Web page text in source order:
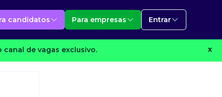
candidatos Para empresas Entrar
canal de vagas exclusivo. X